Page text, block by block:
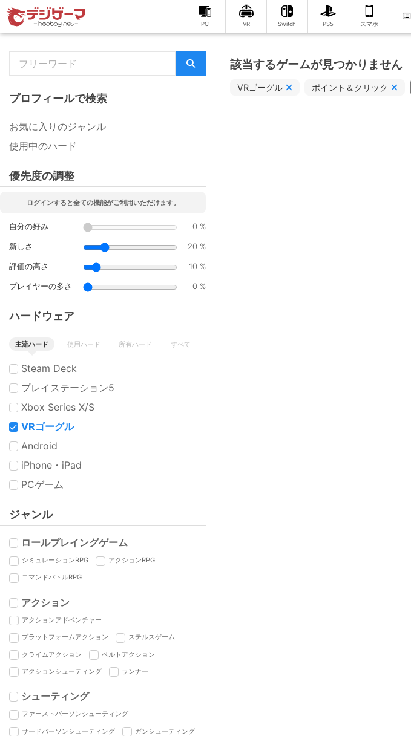
PC VR Switch PS5 スマホ
該当するゲームが見つかりません
VRゴーグル ポイント＆クリック
プロフィールで検索
お気に入りのジャンル
使用中のハード
優先度の調整
ログインすると全ての機能がご利用いただけます。
自分の好み 0 %
新しさ 20 %
評価の高さ 10 %
プレイヤーの多さ 0 %
ハードウェア
主流ハード 使用ハード 所有ハード すべて
Steam Deck
プレイステーション5
Xbox Series X/S
VRゴーグル
Android
iPhone・iPad
PCゲーム
ジャンル
ロールプレイングゲーム
シミュレーションRPG アクションRPG
コマンドバトルRPG
アクション
アクションアドベンチャー
プラットフォームアクション ステルスゲーム
クライムアクション ベルトアクション
アクションシューティング ランナー
シューティング
ファーストパーソンシューティング
サードパーソンシューティング ガンシューティング